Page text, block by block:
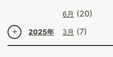
2025年
6月 (20)
3月 (7)